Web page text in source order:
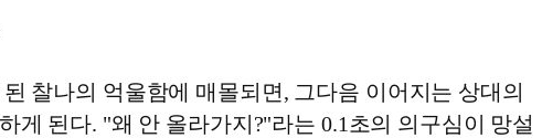
찰나의 억울함에 매몰되면, 그다음 이어지는 상대의
게 된다. "왜 안 올라가지?"라는 0.1초의 의구심이 망설